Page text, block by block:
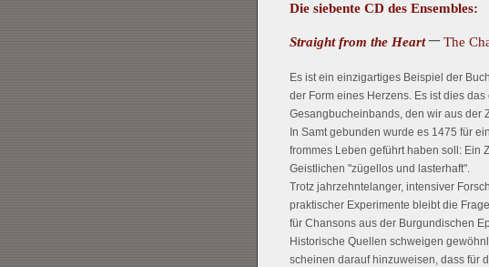
Die siebente CD des Ensembles:
Straight from the Heart –The
Es ist ein einzigartiges Beispiel der
der Form eines Herzens. Es ist dies
Gesangbucheinbands, den wir aus der
In Samt gebunden wurde es 1475 für
frommes Leben geführt haben soll: Ein
Geistlichen "zügellos und lasterhaft".
Trotz jahrzehntelanger, intensiver
praktischer Experimente bleibt die
für Chansons aus der Burgundischen
Historische Quellen schweigen
scheinen darauf hinzuweisen, dass für